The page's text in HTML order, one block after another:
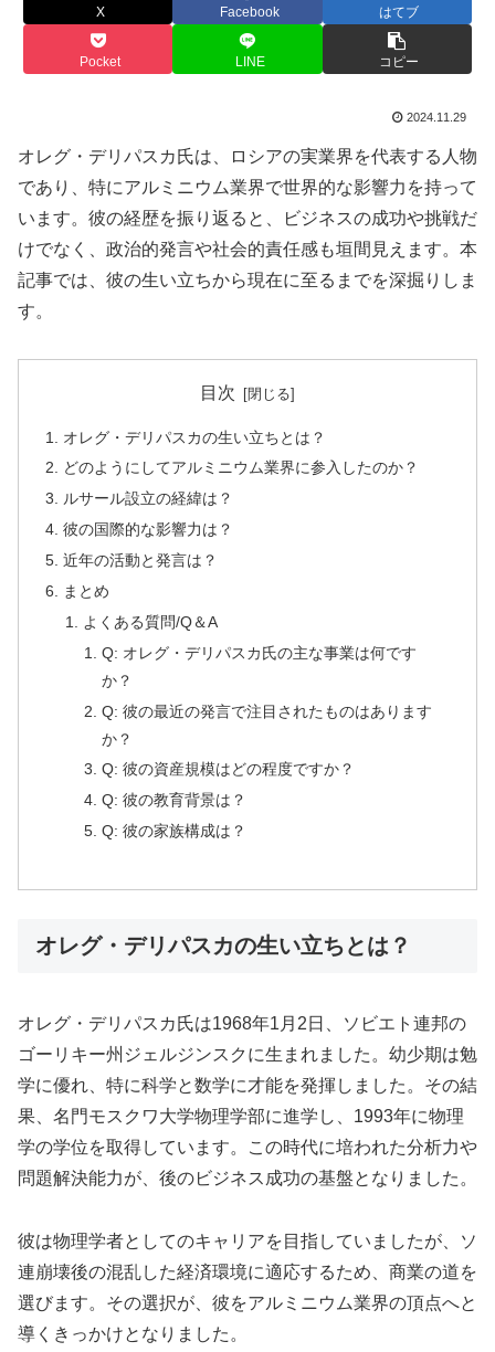
X Facebook はてブ
Pocket LINE コピー
2024.11.29
オレグ・デリパスカ氏は、ロシアの実業界を代表する人物
であり、特にアルミニウム業界で世界的な影響力を持って
います。彼の経歴を振り返ると、ビジネスの成功や挑戦だ
けでなく、政治的発言や社会的責任感も垣間見えます。本
記事では、彼の生い立ちから現在に至るまでを深掘りしま
す。
目次
オレグ・デリパスカの生い立ちとは？
どのようにしてアルミニウム業界に参入したのか？
ルサール設立の経緯は？
彼の国際的な影響力は？
近年の活動と発言は？
まとめ
よくある質問/Q＆A
Q: オレグ・デリパスカ氏の主な事業は何です
か？
Q: 彼の最近の発言で注目されたものはあります
か？
Q: 彼の資産規模はどの程度ですか？
Q: 彼の教育背景は？
Q: 彼の家族構成は？
オレグ・デリパスカの生い立ちとは？
オレグ・デリパスカ氏は1968年1月2日、ソビエト連邦の
ゴーリキー州ジェルジンスクに生まれました。幼少期は勉
学に優れ、特に科学と数学に才能を発揮しました。その結
果、名門モスクワ大学物理学部に進学し、1993年に物理
学の学位を取得しています。この時代に培われた分析力や
問題解決能力が、後のビジネス成功の基盤となりました。
彼は物理学者としてのキャリアを目指していましたが、ソ
連崩壊後の混乱した経済環境に適応するため、商業の道を
選びます。その選択が、彼をアルミニウム業界の頂点へと
導くきっかけとなりました。